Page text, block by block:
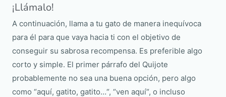
¡Llámalo!
A continuación, llama a tu gato de manera inequívoca
para él para que vaya hacia ti con el objetivo de
conseguir su sabrosa recompensa. Es preferible algo
corto y simple. El primer párrafo del Quijote
probablemente no sea una buena opción, pero algo
como “aquí, gatito, gatito…“, “ven aquí“, o incluso